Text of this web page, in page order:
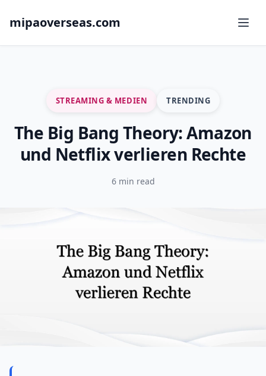
mipaoverseas.com
STREAMING & MEDIEN TRENDING
The Big Bang Theory: Amazon
und Netflix verlieren Rechte
6 min read